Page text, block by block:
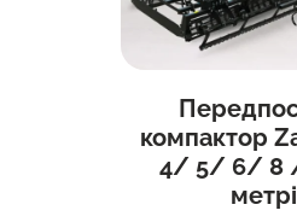
компактор
4/ 5/ 6/ 8